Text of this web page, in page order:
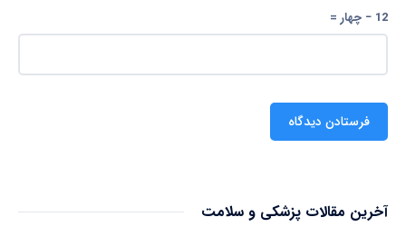
12 − چهار =
آخرین مقالات پزشکی و سلامت